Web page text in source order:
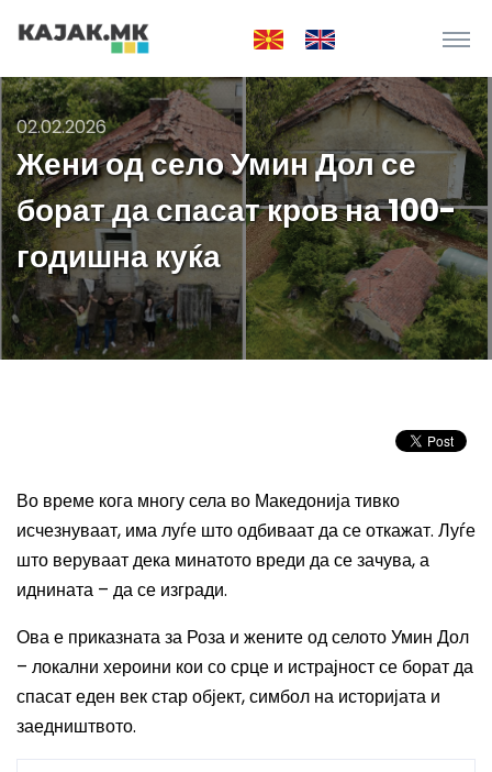
02.02.2026
Жени од село Умин Дол се
борат да спасат кров на 100-
годишна куќа
Во време кога многу села во Македонија тивко
исчезнуваат, има луѓе што одбиваат да се откажат. Луѓе
што веруваат дека минатото вреди да се зачува, а
иднината – да се изгради.
Ова е приказната за Роза и жените од селото Умин Дол
– локални хероини кои со срце и истрајност се борат да
спасат еден век стар објект, симбол на историјата и
заедништвото.